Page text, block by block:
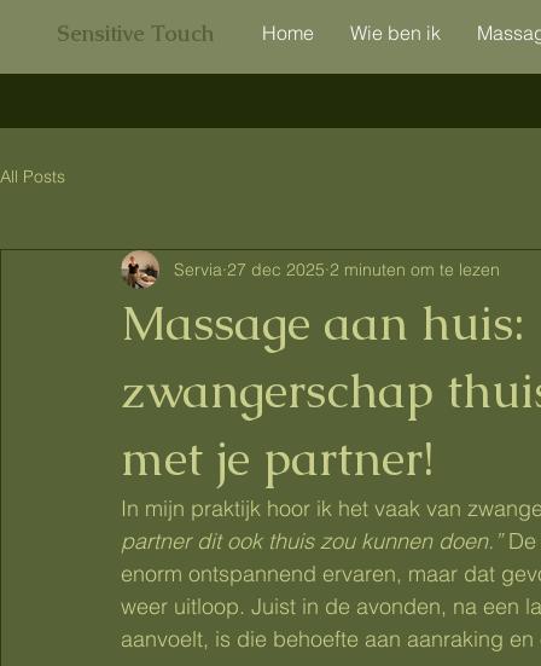
Sensitive Touch Home Wie ben ik
All Posts
Massage aan
zwangerschap
met je partner!
Servia 27 dec 2025 2 minuten om te lezen
In mijn praktijk hoor ik het vaak van
partner dit ook thuis zou kunnen doen.” De
enorm ontspannend ervaren, maar dat
weer uitloop. Juist in de avonden, na een
aanvoelt, is die behoefte aan aanraking